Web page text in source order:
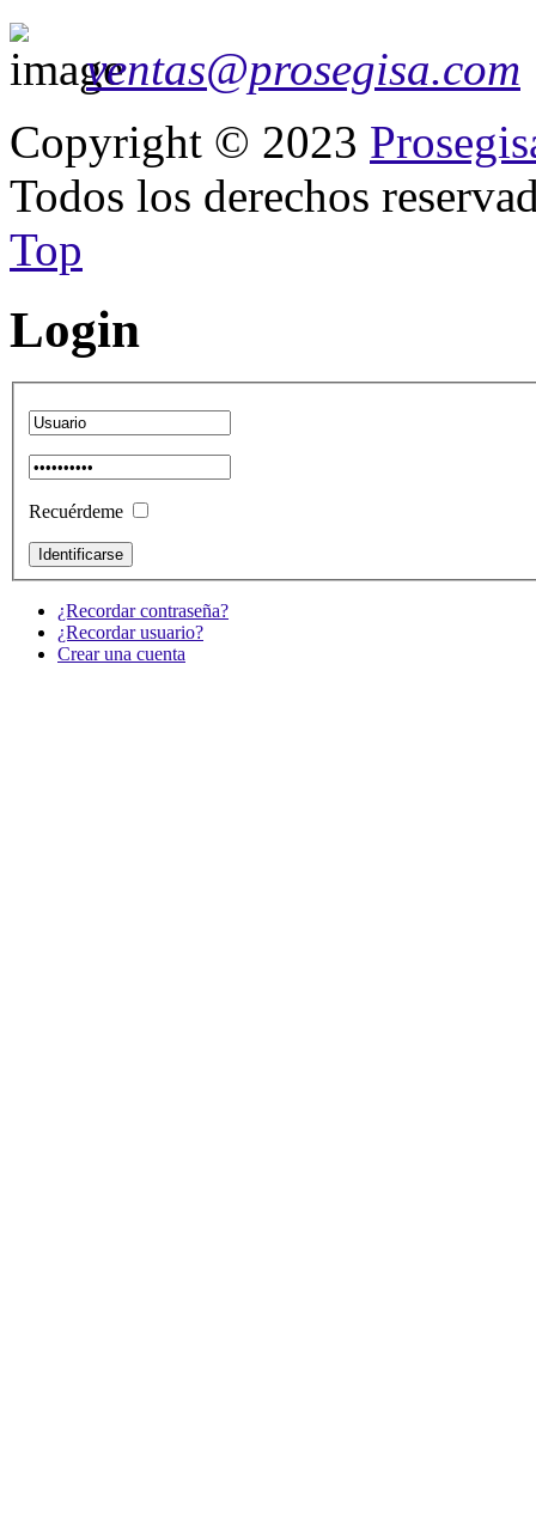
ventas@prosegisa.com
Copyright © 2023
Todos los derechos
Top
Login
Recuérdeme
¿Recordar contraseña?
¿Recordar usuario?
Crear una cuenta